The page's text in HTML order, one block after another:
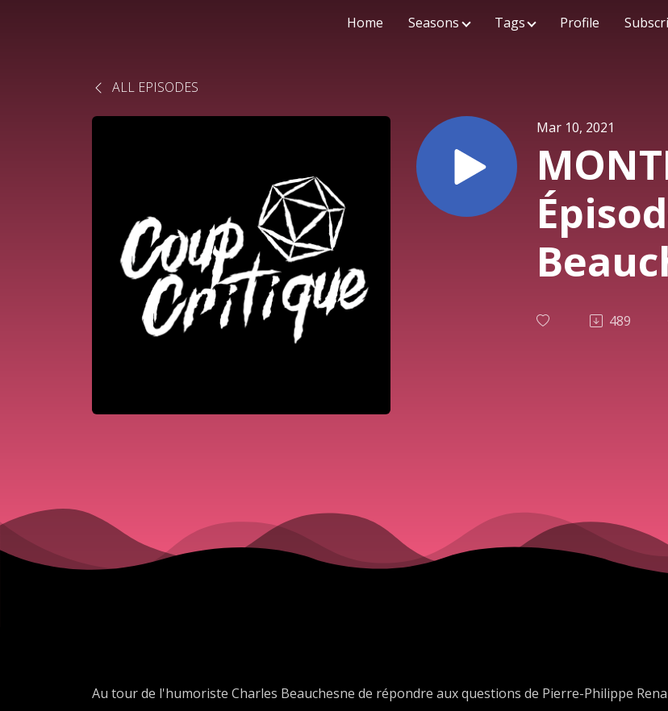
Home Seasons Tags Profile
ALL EPISODES
Mar 10, 2021
489
Au tour de l'humoriste Charles Beauchesne de répondre aux questions de Pierre-Philippe